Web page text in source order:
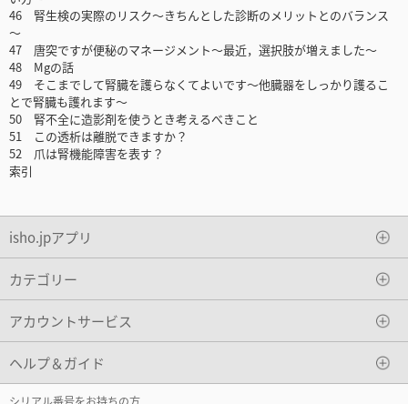
46 腎生検の実際のリスク～きちんとした診断のメリットとのバランス
～
47 唐突ですが便秘のマネージメント～最近，選択肢が増えました～
48 Mgの話
49 そこまでして腎臓を護らなくてよいです～他臓器をしっかり護るこ
とで腎臓も護れます～
50 腎不全に造影剤を使うとき考えるべきこと
51 この透析は離脱できますか？
52 爪は腎機能障害を表す？
索引
isho.jpアプリ
カテゴリー
アカウントサービス
ヘルプ＆ガイド
シリアル番号をお持ちの方